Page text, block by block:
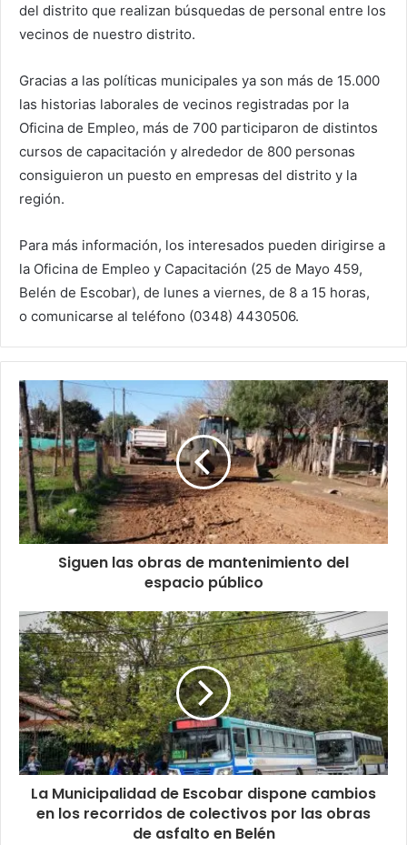
del distrito que realizan búsquedas de personal entre los
vecinos de nuestro distrito.
Gracias a las políticas municipales ya son más de 15.000
las historias laborales de vecinos registradas por la
Oficina de Empleo, más de 700 participaron de distintos
cursos de capacitación y alrededor de 800 personas
consiguieron un puesto en empresas del distrito y la
región.
Para más información, los interesados pueden dirigirse a
la Oficina de Empleo y Capacitación (25 de Mayo 459,
Belén de Escobar), de lunes a viernes, de 8 a 15 horas,
o comunicarse al teléfono (0348) 4430506.
Siguen las obras de mantenimiento del
espacio público
La Municipalidad de Escobar dispone cambios
en los recorridos de colectivos por las obras
de asfalto en Belén